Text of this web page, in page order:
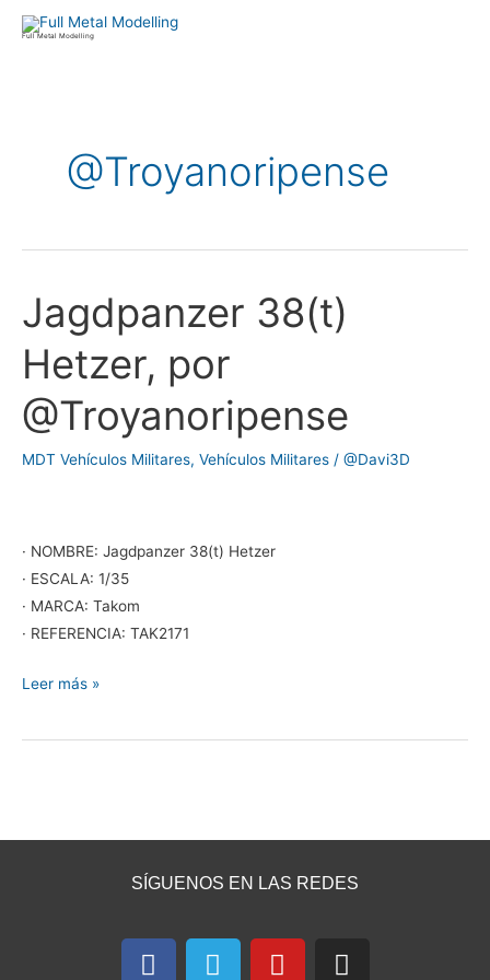
Full Metal Modelling
@Troyanoripense
Jagdpanzer 38(t)
Hetzer, por
@Troyanoripense
MDT Vehículos Militares, Vehículos Militares / @Davi3D
· NOMBRE: Jagdpanzer 38(t) Hetzer
· ESCALA: 1/35
· MARCA: Takom
· REFERENCIA: TAK2171
Jagdpanzer
38(t)
Hetzer,
por
@Troyanoripense
Leer más »
SÍGUENOS EN LAS REDES
F
T
Y
I